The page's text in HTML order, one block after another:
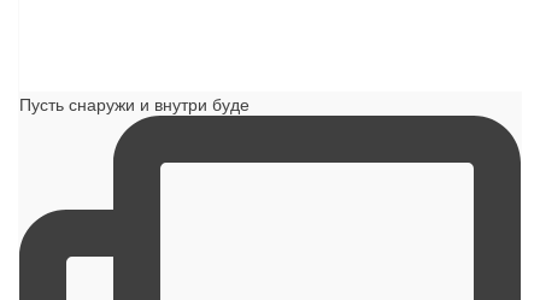
Пусть снаружи и внутри буде